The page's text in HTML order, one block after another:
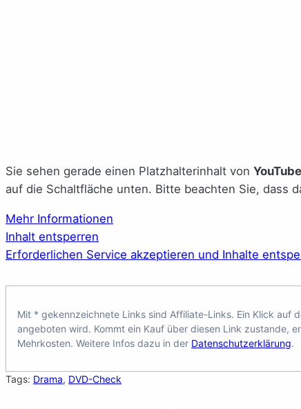
Sie sehen gerade einen Platzhalterinhalt von YouTube
auf die Schaltfläche unten. Bitte beachten Sie, dass
Mehr Informationen
Inhalt entsperren
Erforderlichen Service akzeptieren und Inhalte
Mit * gekennzeichnete Links sind Affiliate-Links. Ein Klick auf
angeboten wird. Kommt ein Kauf über diesen Link zustande,
Mehrkosten. Weitere Infos dazu in der Datenschutzerklärung.
Tags: Drama, DVD-Check